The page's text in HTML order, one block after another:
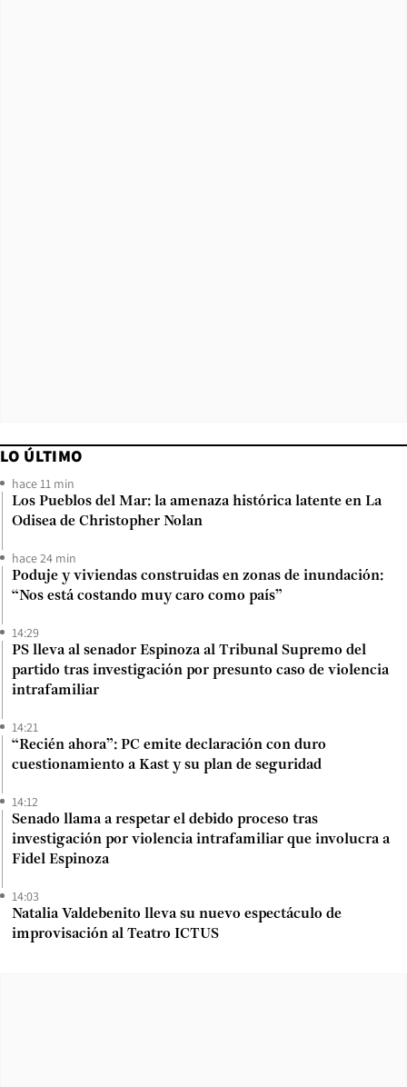
LO ÚLTIMO
hace 11 min
Los Pueblos del Mar: la amenaza histórica latente en La
Odisea de Christopher Nolan
hace 24 min
Poduje y viviendas construidas en zonas de inundación:
“Nos está costando muy caro como país”
14:29
PS lleva al senador Espinoza al Tribunal Supremo del
partido tras investigación por presunto caso de violencia
intrafamiliar
14:21
“Recién ahora”: PC emite declaración con duro
cuestionamiento a Kast y su plan de seguridad
14:12
Senado llama a respetar el debido proceso tras
investigación por violencia intrafamiliar que involucra a
Fidel Espinoza
14:03
Natalia Valdebenito lleva su nuevo espectáculo de
improvisación al Teatro ICTUS